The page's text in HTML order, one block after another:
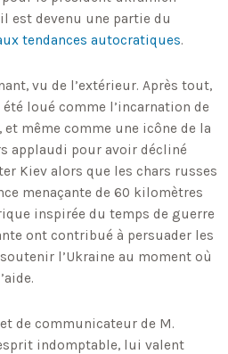
est devenu une partie du
tendances autocratiques.
vu de l’extérieur. Après tout,
loué comme l’incarnation de
même comme une icône de la
applaudi pour avoir décliné
Kiev alors que les chars russes
menaçante de 60 kilomètres
inspirée du temps de guerre
ont contribué à persuader les
l’Ukraine au moment où
de communicateur de M.
indomptable, lui valent